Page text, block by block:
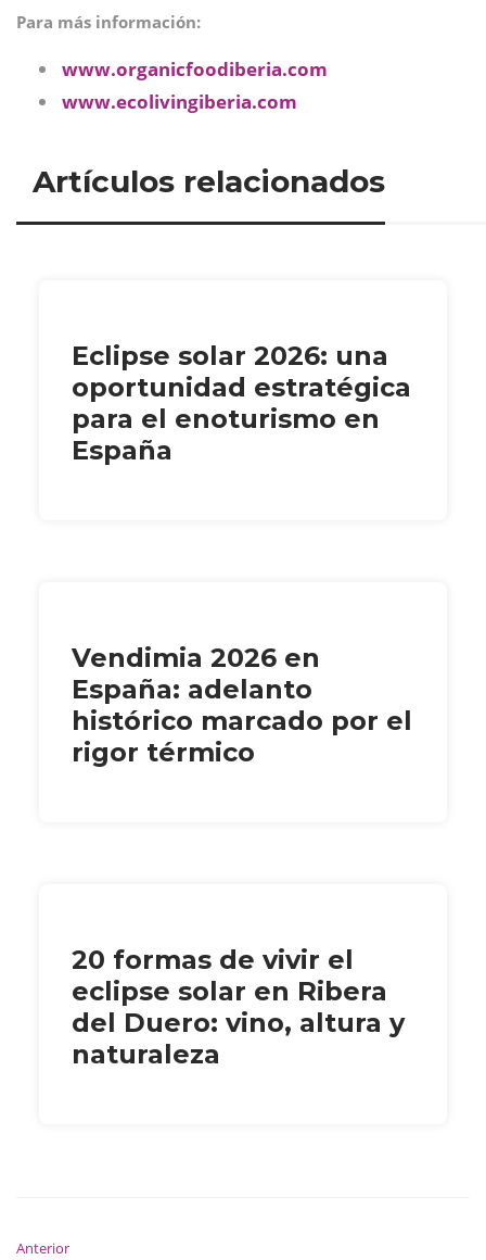
Para más información:
www.organicfoodiberia.com
www.ecolivingiberia.com
Artículos relacionados
Eclipse solar 2026: una
oportunidad estratégica
para el enoturismo en
España
Vendimia 2026 en
España: adelanto
histórico marcado por el
rigor térmico
20 formas de vivir el
eclipse solar en Ribera
del Duero: vino, altura y
naturaleza
Anterior